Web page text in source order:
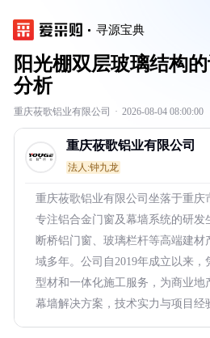
寻源宝典
阳光棚双层玻璃结构
分析
重庆莜歌铝业有限公司 · 2026-08-04 08:00:00
重庆莜歌铝业有限公司
法人:钟九龙
重庆莜歌铝业有限公司坐落于重庆
专注铝合金门窗及幕墙系统的研发
断桥铝门窗、玻璃栏杆等高端建材
域多年。公司自2019年成立以来
型材和一体化施工服务，为商业地
幕墙解决方案，技术实力与项目经